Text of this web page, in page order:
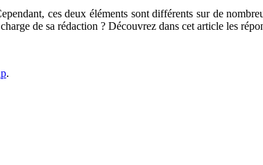
ces deux éléments sont différents sur de
de sa rédaction ? Découvrez dans cet article les
.